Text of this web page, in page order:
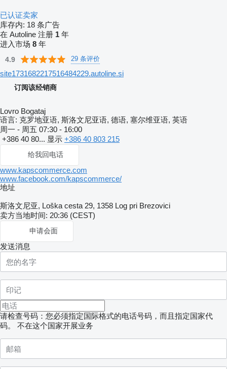
已认证卖家
库存内: 18 条广告
在 Autoline 注册 1 年
进入市场 8 年
4.9 29 条评价
site1731682217516484229.autoline.si
订阅该经销商
Lovro Bogataj
语言: 克罗地亚语, 斯洛文尼亚语, 德语, 塞尔维亚语, 英语
周一 - 周五 07:30 - 16:00
+386 40 80... 显示 +386 40 803 215
给我回电话
www.kapscommerce.com
www.facebook.com/kapscommerce/
地址
斯洛文尼亚, Loška cesta 29, 1358 Log pri Brezovici
卖方当地时间: 20:36 (CEST)
申请会面
发送消息
请检查号码：您必须指定国际格式的电话号码，而且指定国家代
码。
不在这个国家开展业务